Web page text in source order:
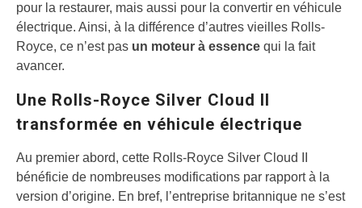
pour la restaurer, mais aussi pour la convertir en véhicule
électrique. Ainsi, à la différence d’autres vieilles Rolls-
Royce, ce n’est pas un moteur à essence qui la fait
avancer.
Une Rolls-Royce Silver Cloud II
transformée en véhicule électrique
Au premier abord, cette Rolls-Royce Silver Cloud II
bénéficie de nombreuses modifications par rapport à la
version d’origine. En bref, l’entreprise britannique ne s’est